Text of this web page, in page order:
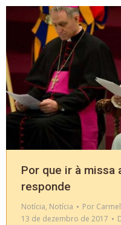
Por que ir à missa
responde
Notícia, Notícia Por
13 de dezembro de 2017